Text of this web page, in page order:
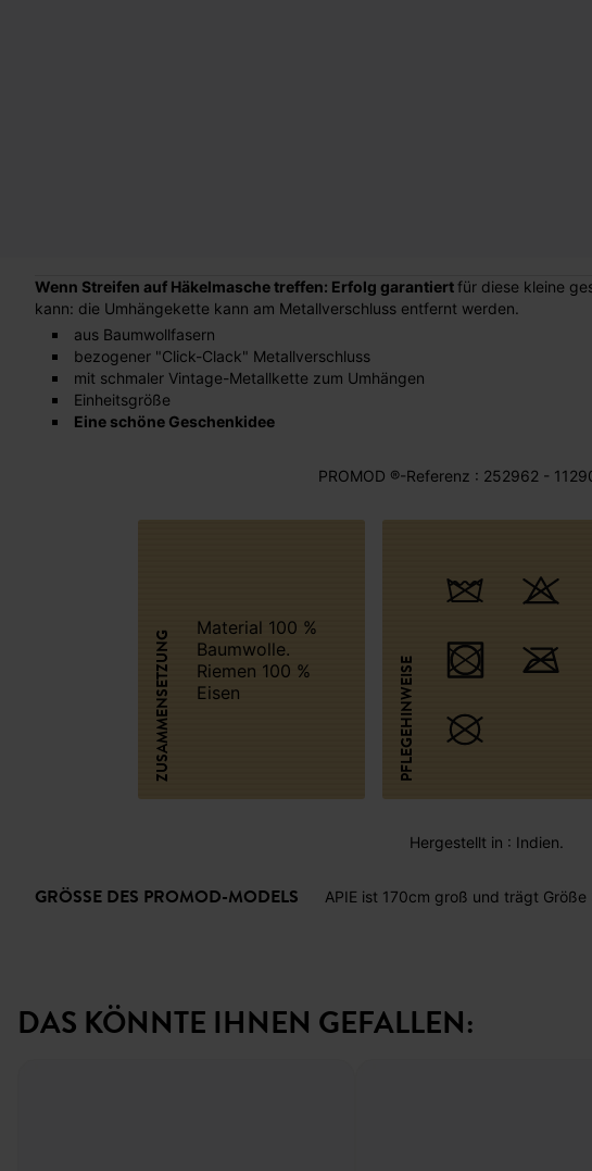
Wenn Streifen auf Häkelmasche treffen: Erfolg garantiertfür diese kleine
kann: die Umhängekette kann am Metallverschluss entfernt werden.
aus Baumwollfasern
bezogener "Click-Clack" Metallverschluss
mit schmaler Vintage-Metallkette zum Umhängen
Einheitsgröße
Eine schöne Geschenkidee
PROMOD ®-Referenz : 252962 -
ZUSAMMENSETZUNG
Material 100 %
Baumwolle.
Riemen 100 %
Eisen
PFLEGEHINWEISE
Hergestellt in : Indien.
GRÖSSE DES PROMOD-MODELS APIE ist 170cm groß und trägt Größe
DAS KÖNNTE IHNEN GEFALLEN: